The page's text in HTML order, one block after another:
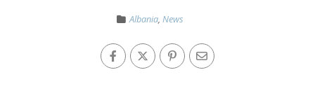
Albania,News